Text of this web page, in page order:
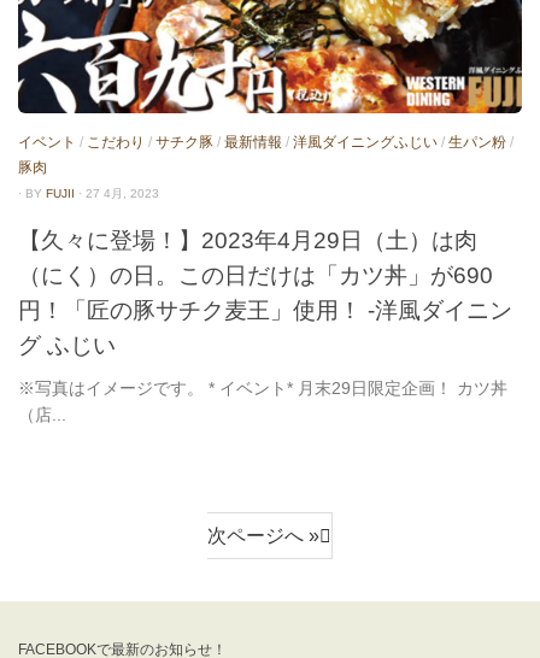
イベント / こだわり / サチク豚 / 最新情報 / 洋風ダイニングふじい / 生パン粉 /
豚肉
· BY FUJII · 27 4月, 2023
【久々に登場！】2023年4月29日（土）は肉
（にく）の日。この日だけは「カツ丼」が690
円！「匠の豚サチク麦王」使用！ -洋風ダイニン
グ ふじい
※写真はイメージです。 * イベント* 月末29日限定企画！ カツ丼
（店...
次ページへ »
FACEBOOKで最新のお知らせ！